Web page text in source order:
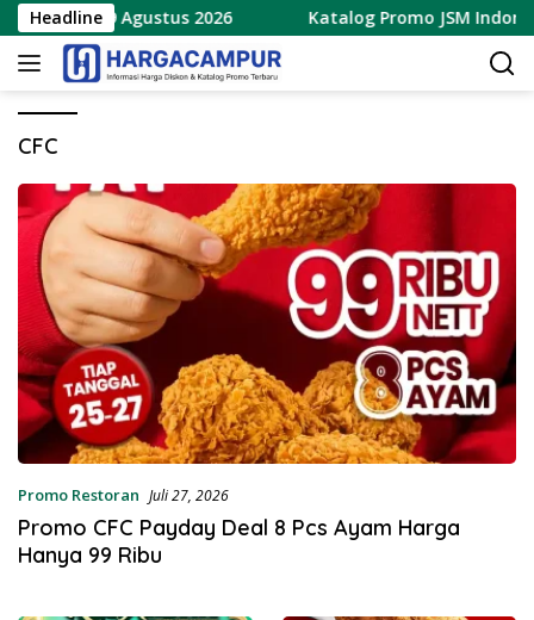
Langsung
ke
konten
Headline
7 – 9 Agustus 2026 Katalog Promo JSM
CFC
Promo Restoran Juli 27, 2026
Promo CFC Payday Deal 8 Pcs Ayam Harga
Hanya 99 Ribu